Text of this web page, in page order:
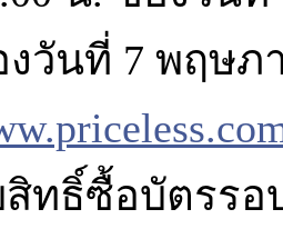
วันที่ 7 พฤษภ
ทธิ์ซื้อบัตรรอ